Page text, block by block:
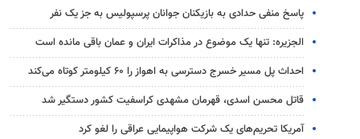
پاسخ منفی حدادی به بازیکنان جوانان پرسپولیس به جز یک نفر
الجزیره: تنها یک موضوع در مذاکرات ایران و عمان باقی مانده است
احداث پل مسیر خسرج دسترسی به اهواز را ۶۰ کیلومتر کوتاه می‌کند
قاتل محسن اسدی، قهرمان مشهدی کراسفیت کشور دستگیر شد
آمریکا تحریم‌های یک شرکت هواپیمایی عراقی را لغو کرد